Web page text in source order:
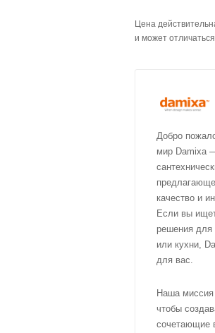
Цена
и может
Добро
мир Damixa
качество и
Если вы
решения для
или кухни,
для вас.
Наша миссия
чтобы
сочетающие